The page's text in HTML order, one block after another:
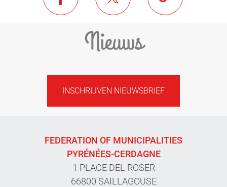
Nieuws
INSCHRIJVEN NIEUWSBRIEF
FEDERATION OF MUNICIPALITIES
PYRÉNÉES-CERDAGNE
1 PLACE DEL ROSER
66800 SAILLAGOUSE